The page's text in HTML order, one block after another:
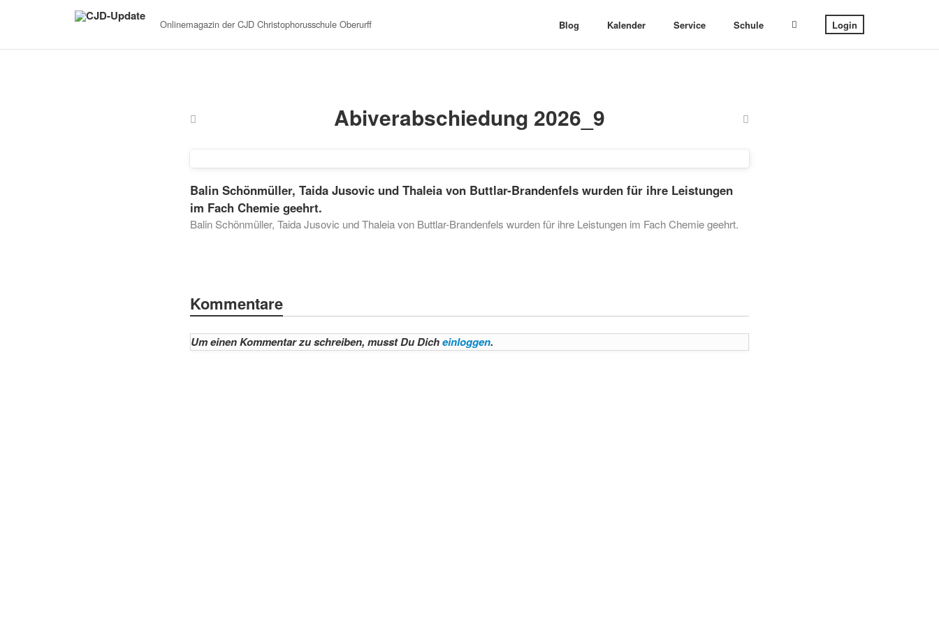
Onlinemagazin der CJD Christophorusschule Oberurff Blog Kalender Service Schule Login
Abiverabschiedung 2026_9
Balin Schönmüller, Taida Jusovic und Thaleia von Buttlar-Brandenfels wurden für ihre Leistungen
im Fach Chemie geehrt.
Balin Schönmüller, Taida Jusovic und Thaleia von Buttlar-Brandenfels wurden für ihre Leistungen im Fach Chemie geehrt.
Kommentare
Um einen Kommentar zu schreiben, musst Du Dicheinloggen.